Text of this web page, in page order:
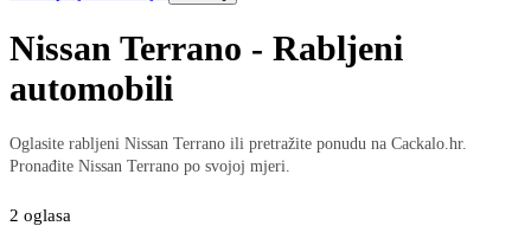
Nissan Terrano - Rabljeni
automobili
Oglasite rabljeni Nissan Terrano ili pretražite ponudu na Cackalo.hr.
Pronađite Nissan Terrano po svojoj mjeri.
2 oglasa